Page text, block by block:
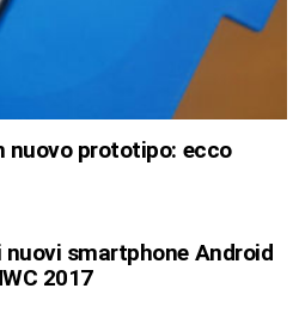
nuovo prototipo: ecco
smartphone Android
2017